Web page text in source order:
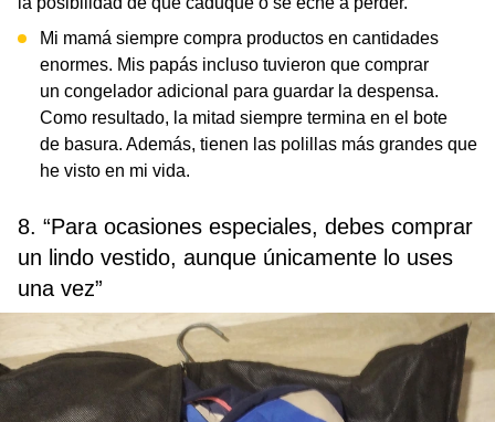
Mi mamá siempre compra productos en cantidades
enormes. Mis papás incluso tuvieron que comprar
un congelador adicional para guardar la despensa.
Como resultado, la mitad siempre termina en el bote
de basura. Además, tienen las polillas más grandes que
he visto en mi vida.
8. “Para ocasiones especiales, debes comprar
un lindo vestido, aunque únicamente lo uses
una vez”